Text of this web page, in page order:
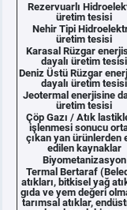
BT HİZMET
Rezervuarlı
üretim tesisi
Nehir Tipi
üretim tesisi
Karasal Rüzgar
dayalı üretim tesisi
Deniz Üstü Rüzgar
dayalı üretim tesisi
Jeotermal enerjisine
üretim tesisi
Çöp Gazı / Atık
işlenmesi sonucu
çıkan yan ürünlerden
edilen kaynaklar
Biyometanizasyon
Termal Bertaraf
atıkları, bitkisel yağ
gıda ve yem değeri
tarımsal atıklar,